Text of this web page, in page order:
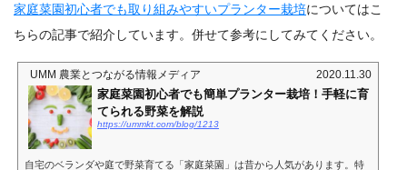
家庭菜園初心者でも取り組みやすいプランター栽培についてはこ
ちらの記事で紹介しています。併せて参考にしてみてください。
UMM 農業とつながる情報メディア 2020.11.30
家庭菜園初心者でも簡単プランター栽培！手軽に育
てられる野菜を解説
https://ummkt.com/blog/1213
自宅のベランダや庭で野菜育てる「家庭菜園」は昔から人気があります。特